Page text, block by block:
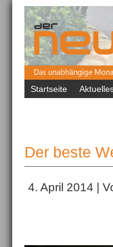
Startseite
Der beste
4. April 2014 |